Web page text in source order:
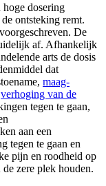
dosering
ontsteking remt.
De
af. Afhankelijk
arts de dosis
dat
maag-
verhoging van de
tegen te gaan,
aan een
tegen te gaan en
pijn en roodheid op
zere plek houden.